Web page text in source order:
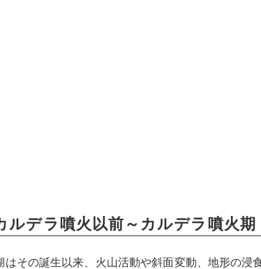
ルデラ噴火以前～カルデラ噴火期
その誕生以来、火山活動や斜面変動、地形の浸